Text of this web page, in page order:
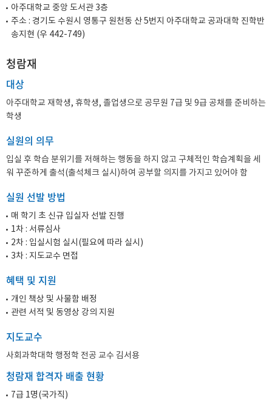
아주대학교 중앙 도서관 3층
주소 : 경기도 수원시 영통구 원천동 산 5번지 아주대학교 공과대학 진학반
송지현 (우 442-749)
청람재
대상
아주대학교 재학생, 휴학생, 졸업생으로 공무원 7급 및 9급 공채를 준비하는
학생
실원의 의무
입실 후 학습 분위기를 저해하는 행동을 하지 않고 구체적인 학습계획을 세
워 꾸준하게 출석(출석체크 실시)하여 공부할 의지를 가지고 있어야 함
실원 선발 방법
매 학기 초 신규 입실자 선발 진행
1차 : 서류심사
2차 : 입실시험 실시(필요에 따라 실시)
3차 : 지도교수 면접
혜택 및 지원
개인 책상 및 사물함 배정
관련 서적 및 동영상 강의 지원
지도교수
사회과학대학 행정학 전공 교수 김서용
청람재 합격자 배출 현황
7급 1명(국가직)